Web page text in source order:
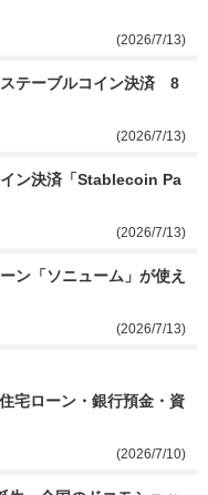
(2026/7/13)
テーブルコイン決済　8
(2026/7/13)
ン決済「Stablecoin Pa
(2026/7/13)
ン「ソニューム」が使え
(2026/7/13)
宅ローン・銀行預金・資
(2026/7/10)